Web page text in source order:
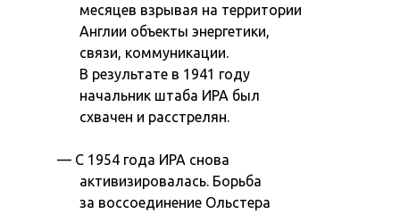
месяцев взрывая на территории
Англии объекты энергетики,
связи, коммуникации.
В результате в 1941 году
начальник штаба ИРА был
схвачен и расстрелян.
С 1954 года ИРА снова
активизировалась. Борьба
за воссоединение Ольстера